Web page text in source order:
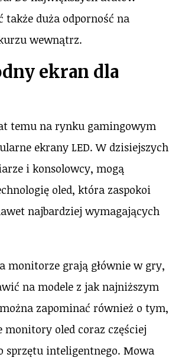
także duża odporność na
wewnątrz.
ekran dla
temu na rynku gamingowym
ekrany LED. W dzisiejszych
i konsolowcy, mogą
oled, która zaspokoi
najbardziej wymagających
monitorze grają głównie w gry,
na modele z jak najniższym
zapominać również o tym,
monitory oled coraz częściej
sprzętu inteligentnego. Mowa